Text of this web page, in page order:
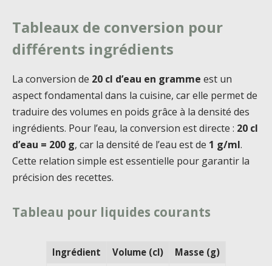
Tableaux de conversion pour
différents ingrédients
La conversion de 20 cl d’eau en gramme est un
aspect fondamental dans la cuisine, car elle permet de
traduire des volumes en poids grâce à la densité des
ingrédients. Pour l’eau, la conversion est directe : 20 cl
d’eau = 200 g, car la densité de l’eau est de 1 g/ml.
Cette relation simple est essentielle pour garantir la
précision des recettes.
Tableau pour liquides courants
Ingrédient Volume (cl)
Masse (g)